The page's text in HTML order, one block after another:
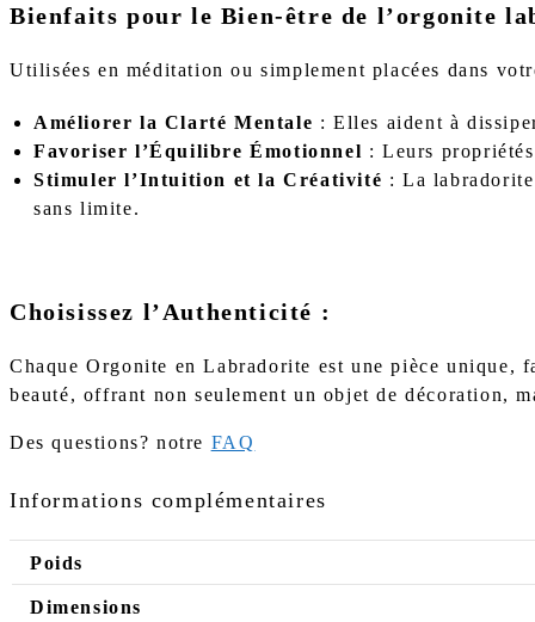
Bienfaits pour le Bien-être de l’orgonite
Utilisées en méditation ou simplement placées dans
Améliorer la Clarté Mentale : Elles aident à
Favoriser l’Équilibre Émotionnel : Leurs
Stimuler l’Intuition et la Créativité : La
sans limite.
Choisissez l’Authenticité :
Chaque Orgonite en Labradorite est une pièce unique,
beauté, offrant non seulement un objet de décoration,
Des questions? notre FAQ
Informations complémentaires
Poids
Dimensions